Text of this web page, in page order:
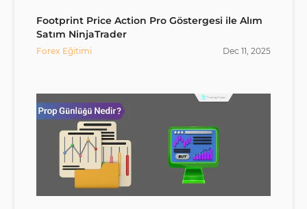
Footprint Price Action Pro Göstergesi ile Alım
Satım NinjaTrader
Forex Eğitimi Dec 11, 2025